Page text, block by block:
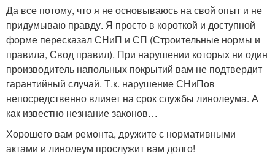
Да все потому, что я не основываюсь на свой опыт и не
придумываю правду. Я просто в короткой и доступной
форме пересказал СНиП и СП (Строительные нормы и
правила, Свод правил). При нарушении которых ни один
производитель напольных покрытий вам не подтвердит
гарантийный случай. Т.к. нарушение СНиПов
непосредственно влияет на срок службы линолеума. А
как известно незнание законов…
Хорошего вам ремонта, дружите с нормативными
актами и линолеум прослужит вам долго!